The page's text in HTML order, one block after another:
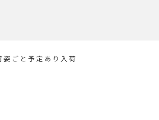
ごと予定あり入荷